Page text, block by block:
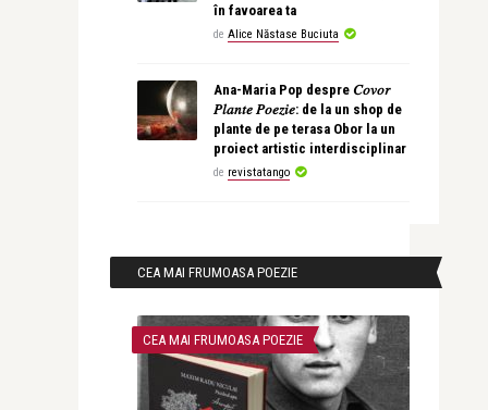
în favoarea ta
de Alice Năstase Buciuta
Ana-Maria Pop despre 𝐶𝑜𝑣𝑜𝑟
𝑃𝑙𝑎𝑛𝑡𝑒 𝑃𝑜𝑒𝑧𝑖𝑒: de la un shop de
plante de pe terasa Obor la un
proiect artistic interdisciplinar
de revistatango
CEA MAI FRUMOASA POEZIE
CEA MAI FRUMOASA POEZIE